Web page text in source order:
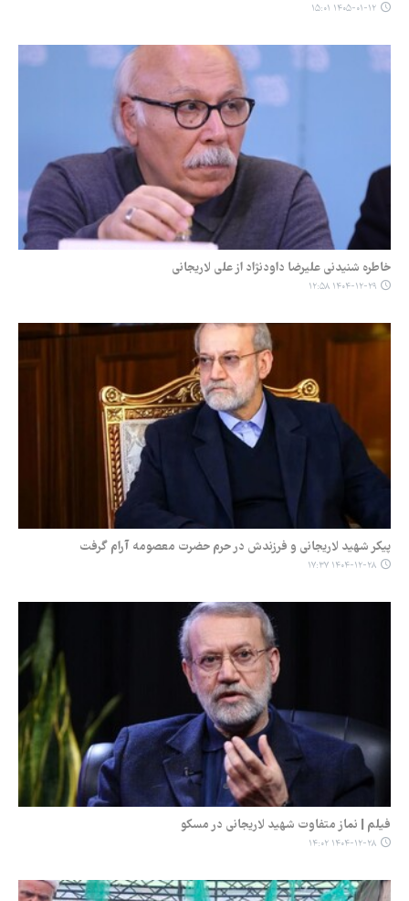
۱۴۰۵-۰۱-۱۲ ۱۵:۰۱
خاطره شنیدنی علیرضا داودنژاد از علی لاریجانی
۱۴۰۴-۱۲-۲۹ ۱۲:۵۸
پیکر شهید لاریجانی و فرزندش در حرم حضرت معصومه آرام گرفت
۱۴۰۴-۱۲-۲۸ ۱۷:۳۷
فیلم | نماز متفاوت شهید لاریجانی در مسکو
۱۴۰۴-۱۲-۲۸ ۱۴:۰۲